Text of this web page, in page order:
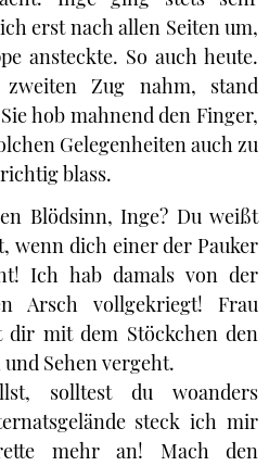
erst nach allen Seiten um,
ansteckte. So auch heute.
Zug nahm, stand
hob mahnend den Finger,
Gelegenheiten auch zu
blass.
Blödsinn, Inge? Du weißt
wenn dich einer der Pauker
Ich hab damals von der
Arsch vollgekriegt! Frau
mit dem Stöckchen den
Sehen vergeht.
solltest du woanders
steck ich mir
mehr an! Mach den